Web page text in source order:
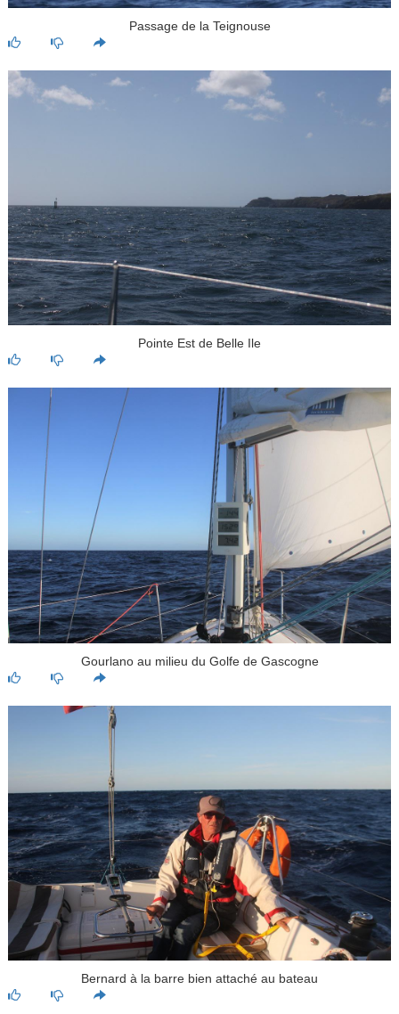
Passage de la Teignouse
Pointe Est de Belle Ile
Gourlano au milieu du Golfe de Gascogne
Bernard à la barre bien attaché au bateau